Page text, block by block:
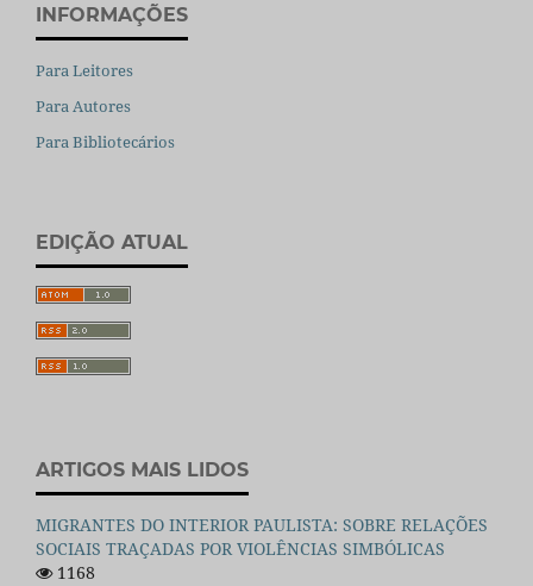
INFORMAÇÕES
Para Leitores
Para Autores
Para Bibliotecários
EDIÇÃO ATUAL
ARTIGOS MAIS LIDOS
MIGRANTES DO INTERIOR PAULISTA: SOBRE RELAÇÕES
SOCIAIS TRAÇADAS POR VIOLÊNCIAS SIMBÓLICAS
1168